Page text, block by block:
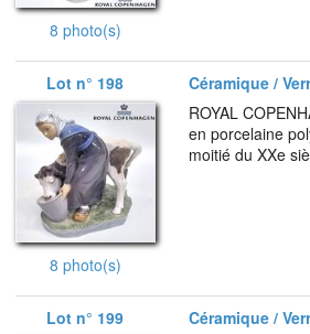
8 photo(s)
Lot n° 198 Céramique /
8 photo(s)
ROYAL
en porcelaine
moitié du XXe
Lot n° 199 Céramique /